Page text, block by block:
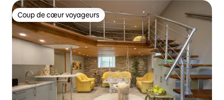
Coup de cœur voyageurs
Coup de cœur voyageurs